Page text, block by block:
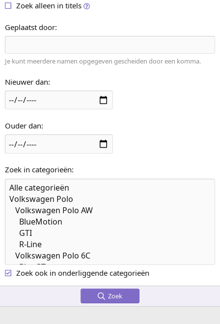
Zoek alleen in titels
Geplaatst door
Je kunt meerdere namen opgegeven gescheiden door een komma.
Nieuwer dan
Ouder dan
Zoek in categorieën
Zoek ook in onderliggende categorieën
Zoek